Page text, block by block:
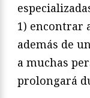
1) encontrar
además de
a muchas
prolongará